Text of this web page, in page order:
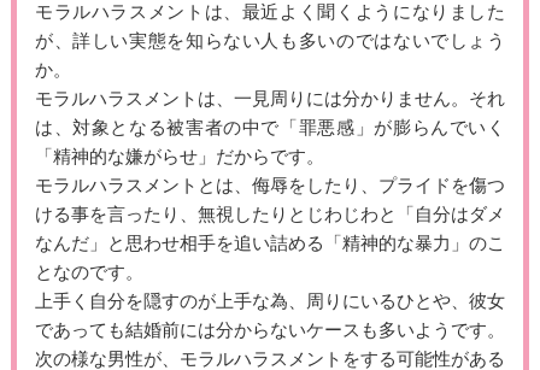
モラルハラスメントは、最近よく聞くようになりました
が、詳しい実態を知らない人も多いのではないでしょう
か。
モラルハラスメントは、一見周りには分かりません。それ
は、対象となる被害者の中で「罪悪感」が膨らんでいく
「精神的な嫌がらせ」だからです。
モラルハラスメントとは、侮辱をしたり、プライドを傷つ
ける事を言ったり、無視したりとじわじわと「自分はダメ
なんだ」と思わせ相手を追い詰める「精神的な暴力」のこ
となのです。
上手く自分を隠すのが上手な為、周りにいるひとや、彼女
であっても結婚前には分からないケースも多いようです。
次の様な男性が、モラルハラスメントをする可能性がある